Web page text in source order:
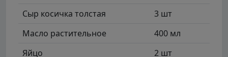
Сыр косичка толстая
3 шт
Масло растительное
400 мл
Яйцо
2 шт